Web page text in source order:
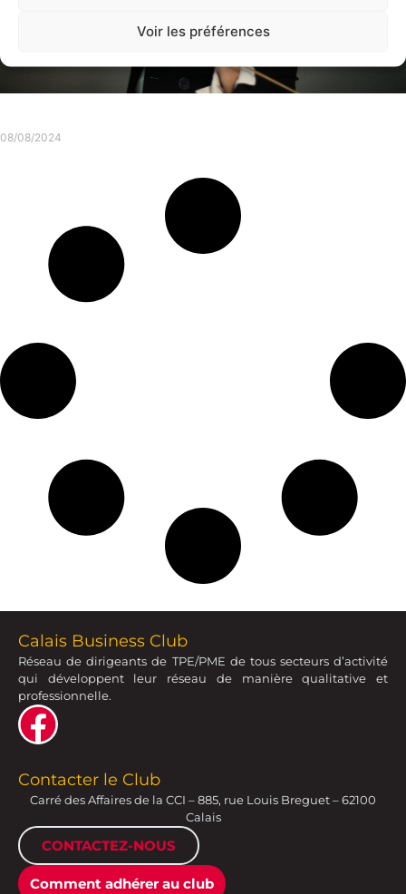
Voir les préférences
08/08/2024
Calais Business Club
Réseau de dirigeants de TPE/PME de tous secteurs d’activité
qui développent leur réseau de manière qualitative et
professionnelle.
Contacter le Club
Carré des Affaires de la CCI – 885, rue Louis Breguet – 62100
Calais
CONTACTEZ-NOUS
Comment adhérer au club